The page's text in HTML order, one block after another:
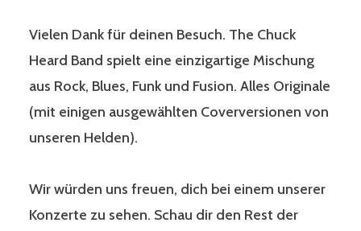
Vielen Dank für deinen Besuch. The Chuck
Heard Band spielt eine einzigartige Mischung
aus Rock, Blues, Funk und Fusion. Alles Originale
(mit einigen ausgewählten Coverversionen von
unseren Helden).
Wir würden uns freuen, dich bei einem unserer
Konzerte zu sehen. Schau dir den Rest der